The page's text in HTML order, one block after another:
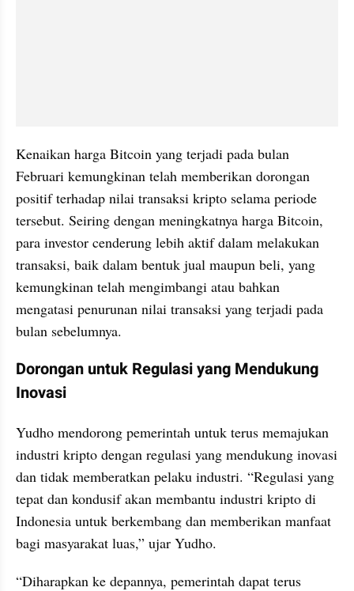
Kenaikan harga Bitcoin yang terjadi pada bulan
Februari kemungkinan telah memberikan dorongan
positif terhadap nilai transaksi kripto selama periode
tersebut. Seiring dengan meningkatnya harga Bitcoin,
para investor cenderung lebih aktif dalam melakukan
transaksi, baik dalam bentuk jual maupun beli, yang
kemungkinan telah mengimbangi atau bahkan
mengatasi penurunan nilai transaksi yang terjadi pada
bulan sebelumnya.
Dorongan untuk Regulasi yang Mendukung
Inovasi
Yudho mendorong pemerintah untuk terus memajukan
industri kripto dengan regulasi yang mendukung inovasi
dan tidak memberatkan pelaku industri. “Regulasi yang
tepat dan kondusif akan membantu industri kripto di
Indonesia untuk berkembang dan memberikan manfaat
bagi masyarakat luas,” ujar Yudho.
“Diharapkan ke depannya, pemerintah dapat terus